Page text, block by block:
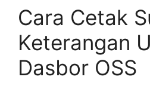
Cara Cetak
Keterangan
Dasbor OSS